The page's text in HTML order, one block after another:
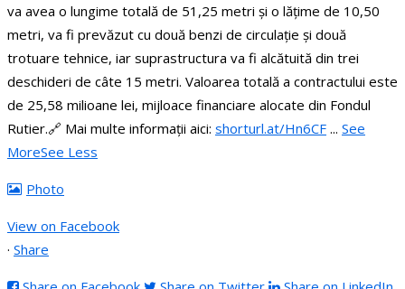
va avea o lungime totală de 51,25 metri și o lățime de 10,50
metri, va fi prevăzut cu două benzi de circulație și două
trotuare tehnice, iar suprastructura va fi alcătuită din trei
deschideri de câte 15 metri. Valoarea totală a contractului este
de 25,58 milioane lei, mijloace financiare alocate din Fondul
Rutier.🔗 Mai multe informații aici: shorturl.at/Hn6CF ... See
MoreSee Less
Photo
View on Facebook
· Share